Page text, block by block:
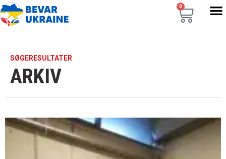
0
SØGERESULTATER
ARKIV